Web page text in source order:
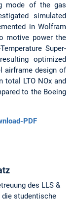
mode of the gas
simulated
in Wolfram
motive power the
Super-
optimized
airframe design of
total LTO NOx and
to the Boeing
PDF
des LLS &
die studentische